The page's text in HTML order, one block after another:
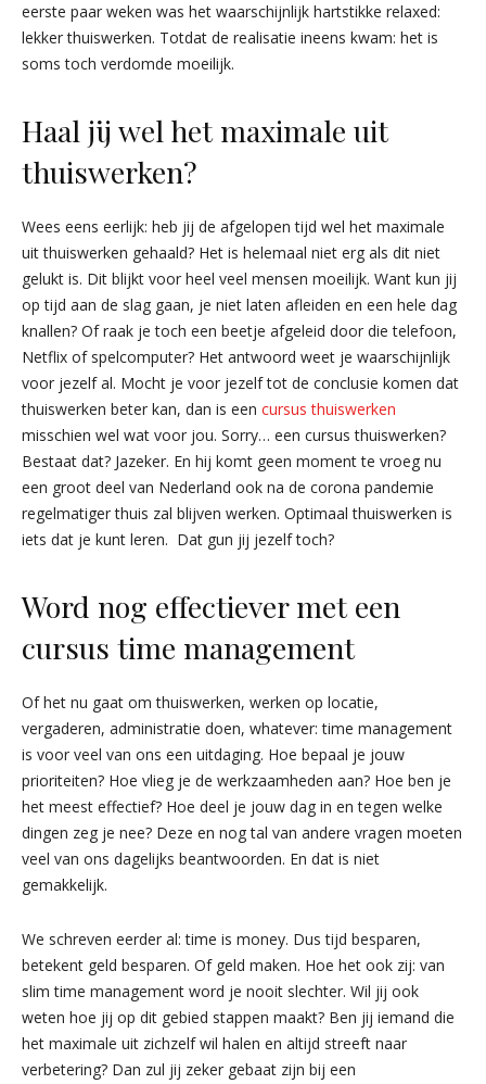
eerste paar weken was het waarschijnlijk hartstikke relaxed:
lekker thuiswerken. Totdat de realisatie ineens kwam: het is
soms toch verdomde moeilijk.
Haal jij wel het maximale uit
thuiswerken?
Wees eens eerlijk: heb jij de afgelopen tijd wel het maximale
uit thuiswerken gehaald? Het is helemaal niet erg als dit niet
gelukt is. Dit blijkt voor heel veel mensen moeilijk. Want kun jij
op tijd aan de slag gaan, je niet laten afleiden en een hele dag
knallen? Of raak je toch een beetje afgeleid door die telefoon,
Netflix of spelcomputer? Het antwoord weet je waarschijnlijk
voor jezelf al. Mocht je voor jezelf tot de conclusie komen dat
thuiswerken beter kan, dan is een cursus thuiswerken
misschien wel wat voor jou. Sorry… een cursus thuiswerken?
Bestaat dat? Jazeker. En hij komt geen moment te vroeg nu
een groot deel van Nederland ook na de corona pandemie
regelmatiger thuis zal blijven werken. Optimaal thuiswerken is
iets dat je kunt leren. Dat gun jij jezelf toch?
Word nog effectiever met een
cursus time management
Of het nu gaat om thuiswerken, werken op locatie,
vergaderen, administratie doen, whatever: time management
is voor veel van ons een uitdaging. Hoe bepaal je jouw
prioriteiten? Hoe vlieg je de werkzaamheden aan? Hoe ben je
het meest effectief? Hoe deel je jouw dag in en tegen welke
dingen zeg je nee? Deze en nog tal van andere vragen moeten
veel van ons dagelijks beantwoorden. En dat is niet
gemakkelijk.
We schreven eerder al: time is money. Dus tijd besparen,
betekent geld besparen. Of geld maken. Hoe het ook zij: van
slim time management word je nooit slechter. Wil jij ook
weten hoe jij op dit gebied stappen maakt? Ben jij iemand die
het maximale uit zichzelf wil halen en altijd streeft naar
verbetering? Dan zul jij zeker gebaat zijn bij een